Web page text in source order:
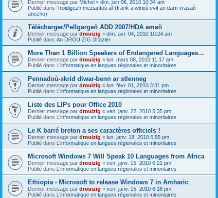
Dernier message par Michel « dim. juin 06, 2010 10:34 am
Publié dans Troidigezh meziantoù all (frank a wirioù evit an darn vrasañ
anezho)
Télécharger/Pellgargañ ADD 2007/HDA amañ
Dernier message par drouizig « dim. avr. 04, 2010 10:24 am
Publié dans An DROUIZIG Difazier
More Than 1 Billion Speakers of Endangered Languages...
Dernier message par drouizig « lun. mars 08, 2010 11:17 am
Publié dans L'informatique en langues régionales et minoritaires
Pennadoù-skrid diwar-benn ar stlenneg
Dernier message par drouizig « lun. févr. 01, 2010 3:31 pm
Publié dans L'informatique en langues régionales et minoritaires
Liste des LIPs pour Office 2010
Dernier message par drouizig « ven. janv. 22, 2010 5:35 pm
Publié dans L'informatique en langues régionales et minoritaires
Le K barré breton a ses caractères officiels !
Dernier message par drouizig « lun. janv. 18, 2010 5:55 pm
Publié dans L'informatique en langues régionales et minoritaires
Microsoft Windows 7 Will Speak 10 Languages from Africa
Dernier message par drouizig « ven. janv. 15, 2010 6:21 pm
Publié dans L'informatique en langues régionales et minoritaires
Ethiopia - Microsoft to release Windows 7 in Amharic
Dernier message par drouizig « ven. janv. 15, 2010 6:18 pm
Publié dans L'informatique en langues régionales et minoritaires